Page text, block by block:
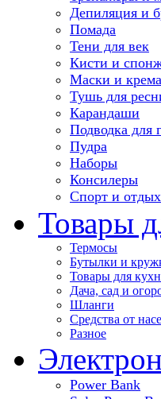
Депиляция и
Помада
Тени для век
Кисти и
Маски и крема
Тушь для
Карандаши
Подводка для
Пудра
Наборы
Консилеры
Спорт и отдых
Товары
Термосы
Бутылки и
Товары для
Дача, сад и
Шланги
Средства от
Разное
Power Bank